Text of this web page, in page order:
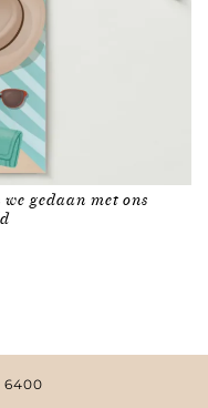
gedaan met ons
6400